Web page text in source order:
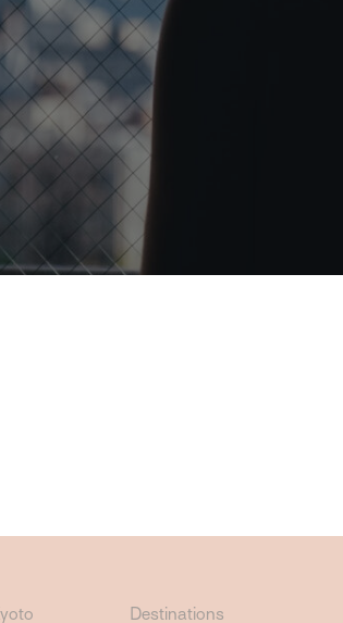
Destinations